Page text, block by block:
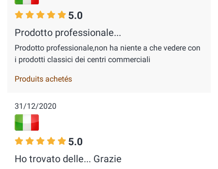
5.0
Prodotto professionale...
Prodotto professionale,non ha niente a che vedere con
i prodotti classici dei centri commerciali
Produits achetés
31/12/2020
5.0
Ho trovato delle... Grazie